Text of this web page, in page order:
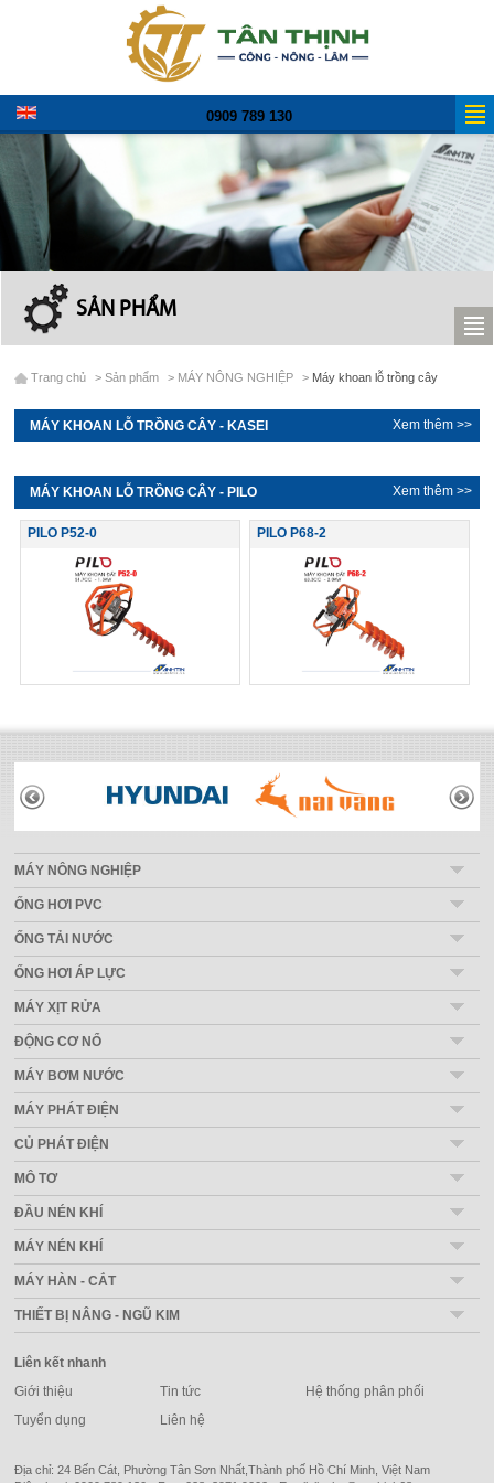
0909 789 130
SẢN PHẨM
Trang chủ >Sản phẩm > MÁY NÔNG NGHIỆP > Máy khoan lỗ trồng cây
MÁY KHOAN LỖ TRỒNG CÂY - KASEI Xem thêm >>
MÁY KHOAN LỖ TRỒNG CÂY - PILO Xem thêm >>
PILO P52-0 PILO P68-2
THƯƠNG HIỆU
MÁY NÔNG NGHIỆP
ỐNG HƠI PVC
ỐNG TẢI NƯỚC
ỐNG HƠI ÁP LỰC
MÁY XỊT RỬA
ĐỘNG CƠ NỔ
MÁY BƠM NƯỚC
MÁY PHÁT ĐIỆN
CỦ PHÁT ĐIỆN
MÔ TƠ
ĐẦU NÉN KHÍ
MÁY NÉN KHÍ
MÁY HÀN - CẮT
THIẾT BỊ NÂNG - NGŨ KIM
Liên kết nhanh
Giới thiệu
Tin tức
Hệ thống phân phối
Tuyển dụng
Liên hệ
Địa chỉ: 24 Bến Cát, Phường Tân Sơn Nhất,Thành phố Hồ Chí Minh, Việt Nam